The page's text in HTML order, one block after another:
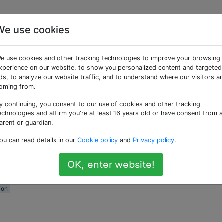
Eindeutigkeit
ob ein tatsächlicher Datensatz eindeutig ist und
ein Freundschaftsmodell / eine Freundschafts-
können, wie z.
use cookies
use cookies and other tracking technologies to improve your browsing
on our website, to show you personalized content and targeted
to analyze our website traffic, and to understand where our visitors
from.
continuing, you consent to our use of cookies and other tracking
and affirm you're at least 16 years old or have consent from a
or guardian.
can read details in our Cookie policy and Privacy policy.
OK, enter website!